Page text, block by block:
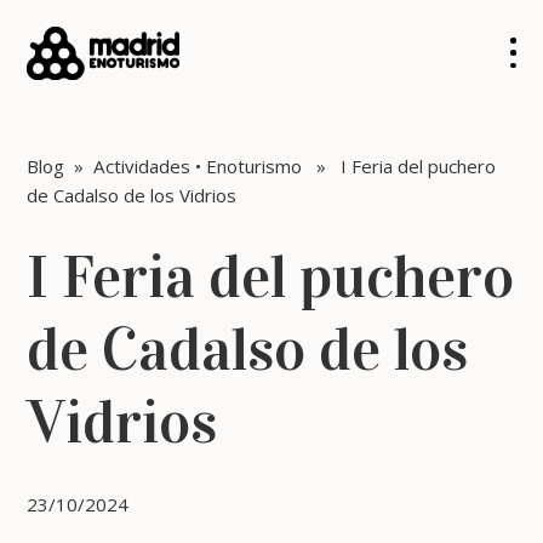
Blog »Actividades • Enoturismo » I Feria del puchero
de Cadalso de los Vidrios
I Feria del puchero
de Cadalso de los
Vidrios
23/10/2024